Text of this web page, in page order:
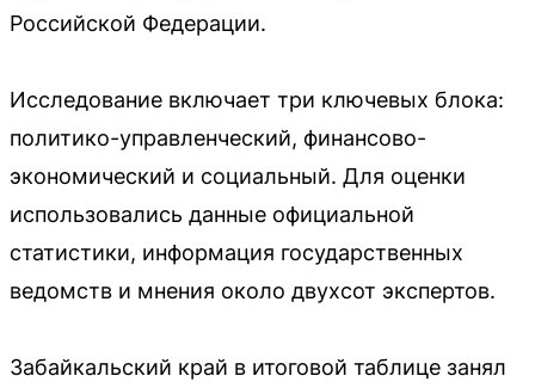
Российской Федерации.
Исследование включает три ключевых блока:
политико-управленческий, финансово-
экономический и социальный. Для оценки
использовались данные официальной
статистики, информация государственных
ведомств и мнения около двухсот экспертов.
Забайкальский край в итоговой таблице занял